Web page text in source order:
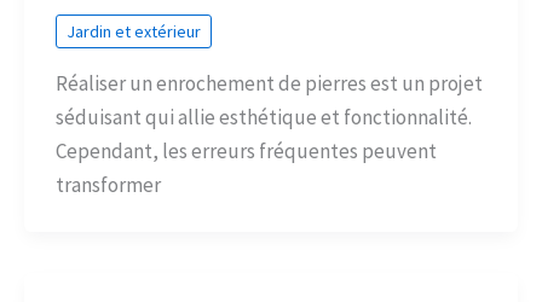
Jardin et extérieur
Réaliser un enrochement de pierres est un projet
séduisant qui allie esthétique et fonctionnalité.
Cependant, les erreurs fréquentes peuvent
transformer